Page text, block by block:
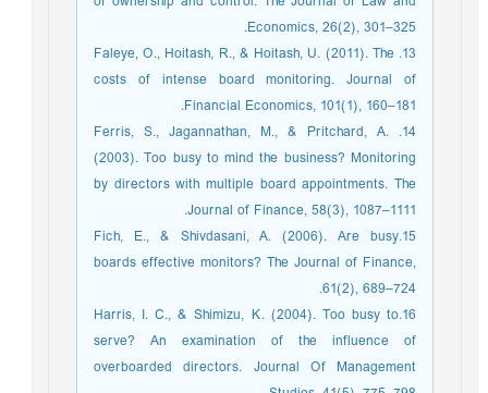
Economics, 26(2), 301–325.
13. Faleye, O., Hoitash, R., & Hoitash, U. (2011). The
costs of intense board monitoring. Journal of
Financial Economics, 101(1), 160–181.
14. Ferris, S., Jagannathan, M., & Pritchard, A.
(2003). Too busy to mind the business? Monitoring
by directors with multiple board appointments. The
Journal of Finance, 58(3), 1087–1111.
15.Fich, E., & Shivdasani, A. (2006). Are busy
boards effective monitors? The Journal of Finance,
61(2), 689–724.
16.Harris, I. C., & Shimizu, K. (2004). Too busy to
serve? An examination of the influence of
overboarded directors. Journal Of Management